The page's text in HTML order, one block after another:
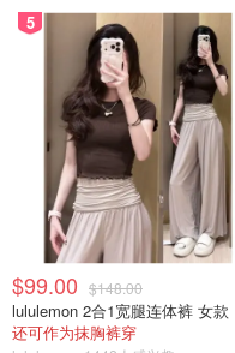
5
$99.00 $148.00
lululemon 2合1宽腿连体裤 女款
还可作为抹胸裤穿